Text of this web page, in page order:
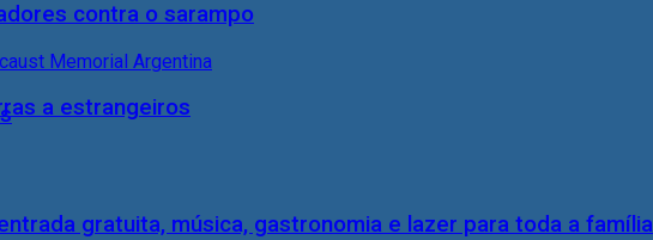
contra o sarampo
a estrangeiros
gratuita, música, gastronomia e lazer para toda a família